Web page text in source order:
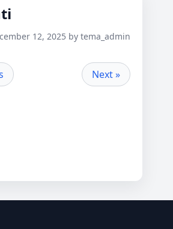
12, 2025 by tema_admin
Next »